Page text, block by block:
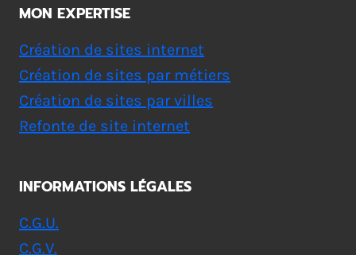
MON EXPERTISE
Création de sites internet
Création de sites par métiers
Création de sites par villes
Refonte de site internet
INFORMATIONS LÉGALES
C.G.U.
C.G.V.